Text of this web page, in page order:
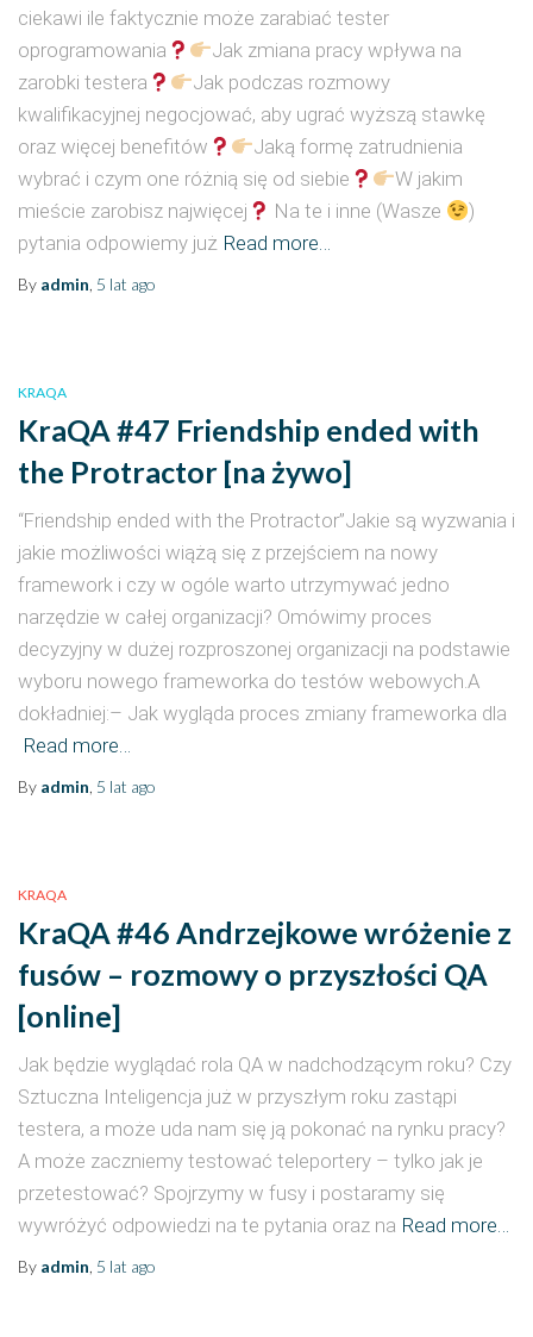
ciekawi ile faktycznie może zarabiać tester
oprogramowania
Jak zmiana pracy wpływa na
zarobki testera
Jak podczas rozmowy
kwalifikacyjnej negocjować, aby ugrać wyższą stawkę
oraz więcej benefitów
Jaką formę zatrudnienia
wybrać i czym one różnią się od siebie
W jakim
mieście zarobisz najwięcej
Na te i inne (Wasze
)
pytania odpowiemy już Read more…
By admin, 5 lat ago
KRAQA
KraQA #47 Friendship ended with
the Protractor [na żywo]
“Friendship ended with the Protractor”Jakie są wyzwania i
jakie możliwości wiążą się z przejściem na nowy
framework i czy w ogóle warto utrzymywać jedno
narzędzie w całej organizacji? Omówimy proces
decyzyjny w dużej rozproszonej organizacji na podstawie
wyboru nowego frameworka do testów webowych.A
dokładniej:– Jak wygląda proces zmiany frameworka dla
Read more…
By admin, 5 lat ago
KRAQA
KraQA #46 Andrzejkowe wróżenie z
fusów – rozmowy o przyszłości QA
[online]
Jak będzie wyglądać rola QA w nadchodzącym roku? Czy
Sztuczna Inteligencja już w przyszłym roku zastąpi
testera, a może uda nam się ją pokonać na rynku pracy?
A może zaczniemy testować teleportery – tylko jak je
przetestować? Spojrzymy w fusy i postaramy się
wywróżyć odpowiedzi na te pytania oraz na Read more…
By admin, 5 lat ago